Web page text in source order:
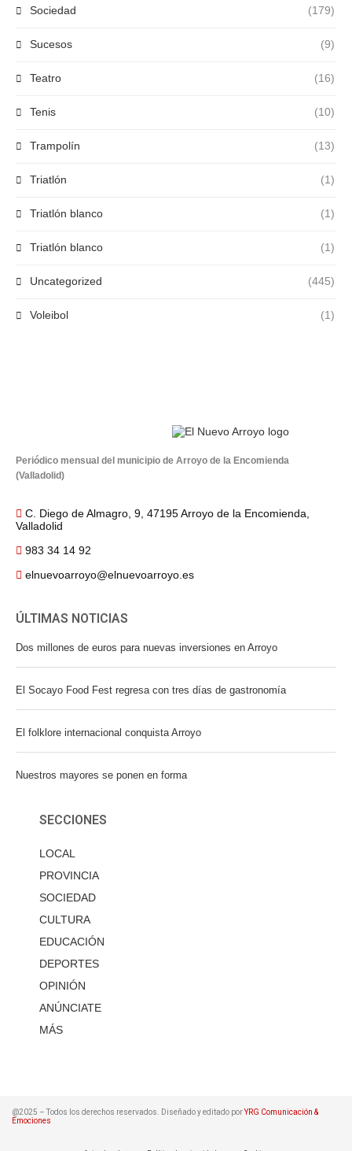
Sociedad (179)
Sucesos (9)
Teatro (16)
Tenis (10)
Trampolín (13)
Triatlón (1)
Triatlón blanco (1)
Triatlón blanco (1)
Uncategorized (445)
Voleibol (1)
Periódico mensual del municipio de Arroyo de la Encomienda
(Valladolid)
C. Diego de Almagro, 9, 47195 Arroyo de la Encomienda,
Valladolid
983 34 14 92
elnuevoarroyo@elnuevoarroyo.es
ÚLTIMAS NOTICIAS
Dos millones de euros para nuevas inversiones en Arroyo
El Socayo Food Fest regresa con tres días de gastronomía
El folklore internacional conquista Arroyo
Nuestros mayores se ponen en forma
SECCIONES
LOCAL
PROVINCIA
SOCIEDAD
CULTURA
EDUCACIÓN
DEPORTES
OPINIÓN
ANÚNCIATE
MÁS
@2025 – Todos los derechos reservados. Diseñado y editado porYRG Comunicación &
Emociones